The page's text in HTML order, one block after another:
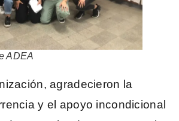
ADEA
agradecieron la
y el apoyo incondicional